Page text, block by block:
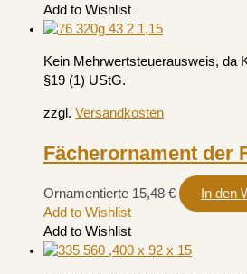
Add to Wishlist
Kein Mehrwertsteuerausweis, da
§19 (1) UStG.
zzgl. Versandkosten
Fächerornament der
Ornamentierte 15,48 €
In den
Add to Wishlist
Add to Wishlist